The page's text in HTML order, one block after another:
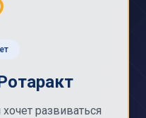
развиваться